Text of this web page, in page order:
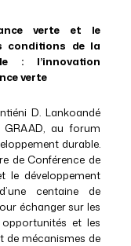
verte et le
conditions de la
: l’innovation
verte
D. Lankoandé
au forum
durable.
de Conférence de
le développement
centaine de
échanger sur les
et les
de mécanismes de